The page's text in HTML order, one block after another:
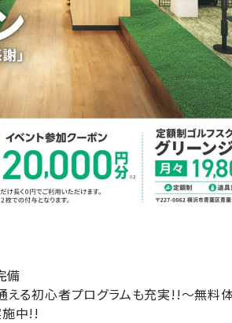
備
える初心者プログラムも充実!!～無
施中!!